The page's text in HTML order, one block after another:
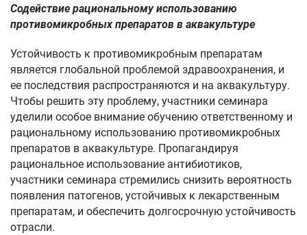
Содействие рациональному использованию
противомикробных препаратов в аквакультуре
Устойчивость к противомикробным препаратам
является глобальной проблемой здравоохранения, и
ее последствия распространяются и на аквакультуру.
Чтобы решить эту проблему, участники семинара
уделили особое внимание обучению ответственному и
рациональному использованию противомикробных
препаратов в аквакультуре. Пропагандируя
рациональное использование антибиотиков,
участники семинара стремились снизить вероятность
появления патогенов, устойчивых к лекарственным
препаратам, и обеспечить долгосрочную устойчивость
отрасли.